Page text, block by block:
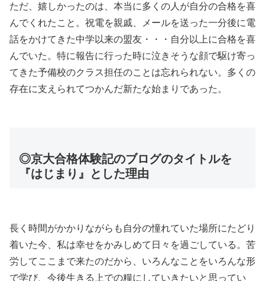
ただ、嬉しかったのは、本当に多くの人が自分の合格を喜
んでくれたこと。祝電を親戚、メールを送った一分後に電
話をかけてきた中学以来の盟友・・・自分以上に合格を喜
んでいた。特に報告に行った時に泣きそうな顔で駆け寄っ
てきた予備校のクラス担任のことは忘れられない。多くの
存在に支えられてつかんだ新たな始まりであった。
◎京大合格体験記のブログのタイトルを
『はじまり』とした理由
長く時間がかかりながらも自分の憧れていた場所にたどり
着いた今、私は幸せをかみしめて日々を過ごしている。苦
労してここまで来たのだから、いろんなことをいろんな形
で学び、今後生きる上での糧にしていきたいと思ってい